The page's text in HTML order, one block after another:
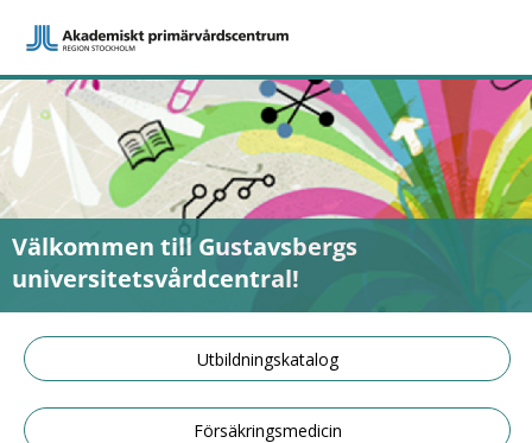
Välkommen till Gustavsbergs
universitetsvårdcentral!
Utbildningskatalog
Försäkringsmedicin